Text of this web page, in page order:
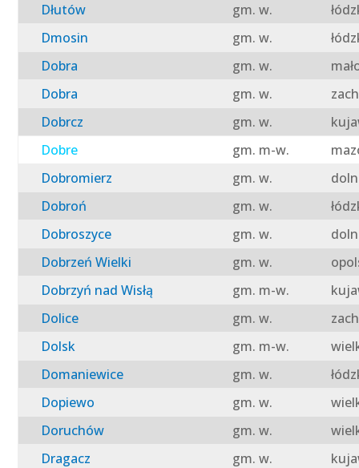
Dłutów
gm. w.
Dmosin
gm. w.
Dobra
gm. w.
Dobra
gm. w.
Dobrcz
gm. w.
Dobre
gm. m-w.
Dobromierz
gm. w.
Dobroń
gm. w.
Dobroszyce
gm. w.
Dobrzeń Wielki
gm. w.
Dobrzyń nad Wisłą
gm. m-w.
Dolice
gm. w.
Dolsk
gm. m-w.
Domaniewice
gm. w.
Dopiewo
gm. w.
Doruchów
gm. w.
Dragacz
gm. w.